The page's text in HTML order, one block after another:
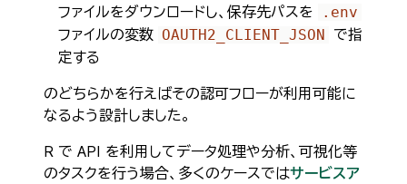
ファイルをダウンロードし、保存先パスを
.env
ファイルの変数 OAUTH2_CLIENT_JSON で指
定する
のどちらかを行えばその認可フローが利用可能に
なるよう設計しました。
R で API を利用してデータ処理や分析、可視化等
のタスクを行う場合、多くのケースではサービスア